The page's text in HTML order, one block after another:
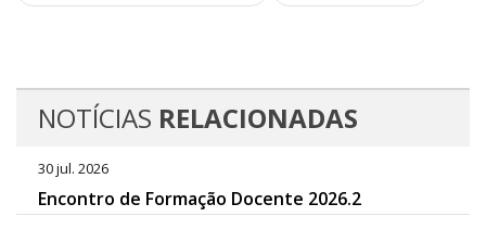
NOTÍCIAS RELACIONADAS
30 jul. 2026
Encontro de Formação Docente 2026.2